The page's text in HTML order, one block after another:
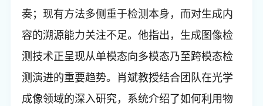
奏；现有方法多侧重于检测本身，而对生成内
容的溯源能力关注不足。他指出，生成图像检
测技术正呈现从单模态向多模态乃至跨模态检
测演进的重要趋势。肖斌教授结合团队在光学
成像领域的深入研究，系统介绍了如何利用物